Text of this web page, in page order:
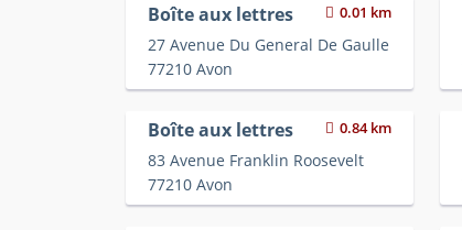
Boîte aux lettres 0.01 km
27 Avenue Du General De Gaulle
77210 Avon
Boîte aux lettres 0.84 km
83 Avenue Franklin Roosevelt
77210 Avon